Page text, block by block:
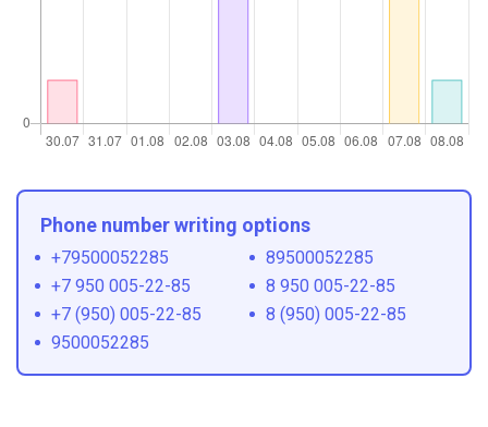
Phone number writing options
+79500052285
89500052285
+7 950 005-22-85
8 950 005-22-85
+7 (950) 005-22-85
8 (950) 005-22-85
9500052285